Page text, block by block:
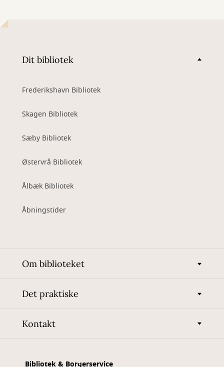
Dit bibliotek
Frederikshavn Bibliotek
Skagen Bibliotek
Sæby Bibliotek
Østervrå Bibliotek
Ålbæk Bibliotek
Åbningstider
Om biblioteket
Det praktiske
Kontakt
Bibliotek & Borgerservice